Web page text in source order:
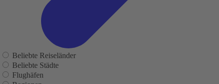
Beliebte Reiseländer
Beliebte Städte
Flughäfen